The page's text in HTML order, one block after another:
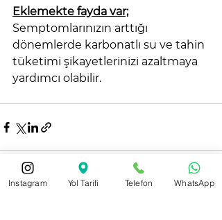
Eklemekte fayda var;
Semptomlarınızın arttığı
dönemlerde karbonatlı su ve tahin
tüketimi şikayetlerinizi azaltmaya
yardımcı olabilir.
Instagram Yol Tarifi Telefon WhatsApp